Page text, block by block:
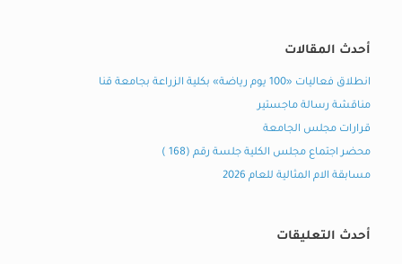
أحدث المقالات
انطلاق فعاليات «100 يوم رياضة» بكلية الزراعة بجامعة قنا
مناقشة رسالة ماجستير
قرارات مجلس الجامعة
محضر اجتماع مجلس الكلية جلسة رقم (168 )
مسابقة الام المثالية للعام 2026
أحدث التعليقات